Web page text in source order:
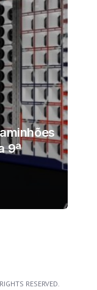
9ª
RESERVED.